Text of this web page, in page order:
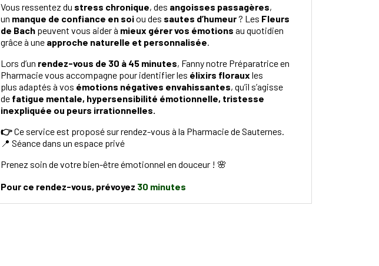
Vous ressentez du stress chronique, des angoisses passagères,
un manque de confiance en soiou des sautes d’humeur? Les Fleurs
de Bach peuvent vous aider à mieux gérer vos émotions au quotidien
grâce à une approche naturelle et personnalisée
Lors d’un rendez-vous de 30 à 45 minutes, Fanny notre Préparatrice en
Pharmacie vous accompagne pour identifier les élixirs floraux les
plus adaptés à vos émotions négatives envahissantes, qu’il s’agisse
de fatigue mentale, hypersensibilité émotionnelle, tristesse
inexpliquée ou peurs irrationnelles.
👉Ce service est proposé sur rendez-vous à la Pharmacie de Sauternes.
📍 Séance dans un espace privé
Prenez soin de votre bien-être émotionnel en douceur ! 🌸
Pour ce rendez-vous, prévoyez 30 minutes